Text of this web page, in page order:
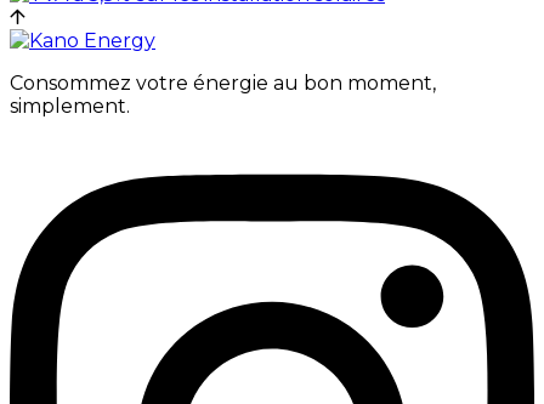
Consommez votre énergie au bon moment,
simplement.